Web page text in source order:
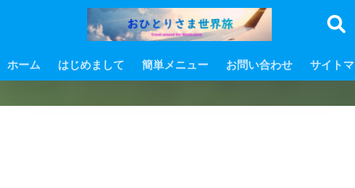
ホーム はじめまして 簡単メニュー お問い合わせ サイト